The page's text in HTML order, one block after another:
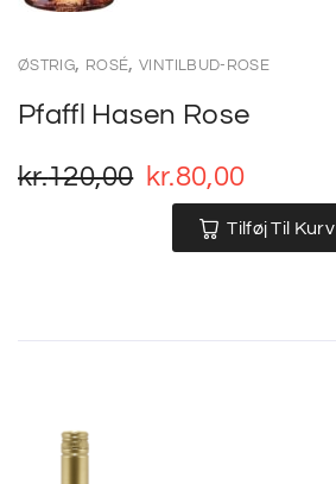
ØSTRIG, ROSÉ,VINTILBUD-ROSE
Pfaffl Hasen Rose
kr.120,00 kr.80,00
Tilføj Til Kurv